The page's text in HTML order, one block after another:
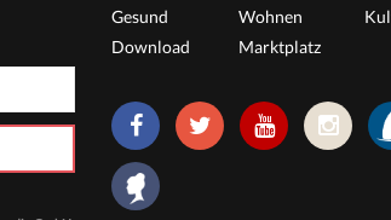
Gesund
Wohnen
Download
Marktplatz